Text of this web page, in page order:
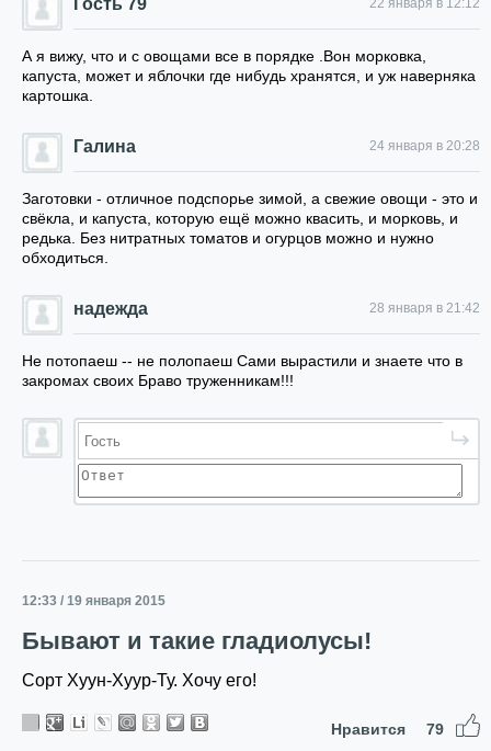
Гость 79 22 января в 12:12
А я вижу, что и с овощами все в порядке .Вон морковка,
капуста, может и яблочки где нибудь хранятся, и уж наверняка
картошка.
Галина 24 января в 20:28
Заготовки - отличное подспорье зимой, а свежие овощи - это и
свёкла, и капуста, которую ещё можно квасить, и морковь, и
редька. Без нитратных томатов и огурцов можно и нужно
обходиться.
надежда 28 января в 21:42
Не потопаеш -- не полопаеш Сами вырастили и знаете что в
закромах своих Браво труженникам!!!
12:33 / 19 января 2015
Бывают и такие гладиолусы!
Сорт Хуун-Хуур-Ту. Хочу его!
Нравится 79